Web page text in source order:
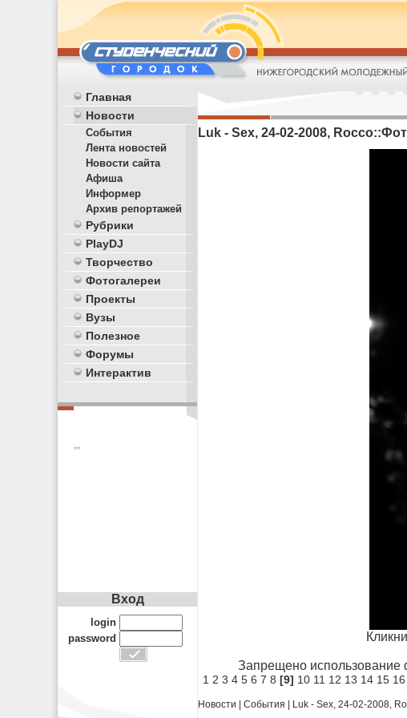
Главная
Новости
События
Лента новостей
Новости сайта
Афиша
Информер
Архив репортажей
Рубрики
PlayDJ
Творчество
Фотогалереи
Проекты
Вузы
Полезное
Форумы
Интерактив
**
Luk - Sex, 24-02-2008,
Запрещено использование
1 2 3 4 5 6 7 8 [9] 10 11 12 13 14 15 16
Новости События Luk - Sex, 24-02-2008,
Вход
login
password